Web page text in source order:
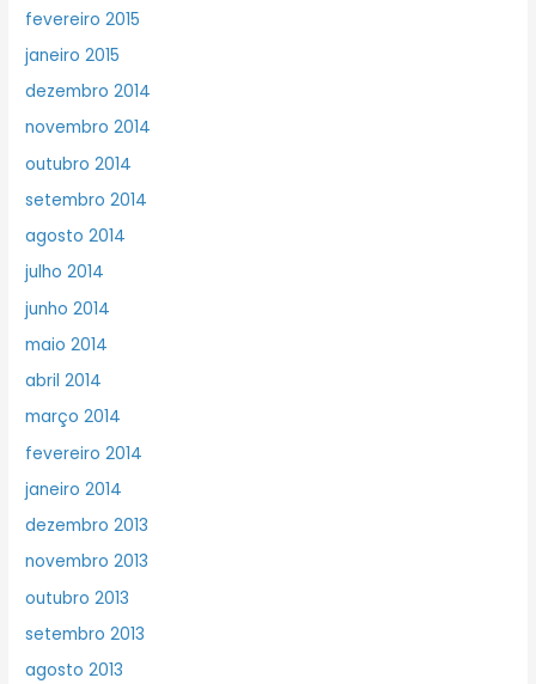
fevereiro 2015
janeiro 2015
dezembro 2014
novembro 2014
outubro 2014
setembro 2014
agosto 2014
julho 2014
junho 2014
maio 2014
abril 2014
março 2014
fevereiro 2014
janeiro 2014
dezembro 2013
novembro 2013
outubro 2013
setembro 2013
agosto 2013